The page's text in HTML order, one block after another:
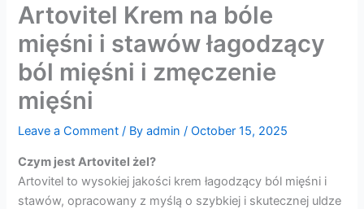
Artovitel Krem na bóle
mięśni i stawów łagodzący
ból mięśni i zmęczenie
mięśni
Leave a Comment / Byadmin/October 15, 2025
Czym jest Artovitel żel?
Artovitel to wysokiej jakości krem ​​łagodzący ból mięśni i
stawów, opracowany z myślą o szybkiej i skutecznej uldze